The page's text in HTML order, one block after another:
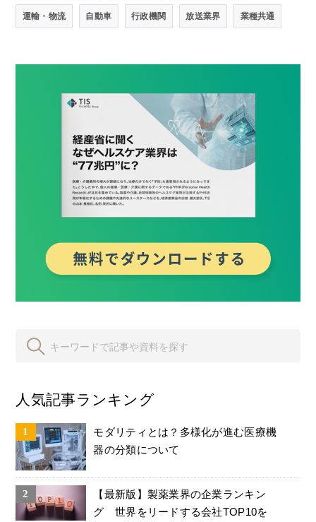
運輸・物流 自動車 行政機関 放送業界 業種共通
人気記事ランキング
モダリティとは？多様化が進む医療機
器の分類について
【最新版】製薬業界の企業ランキン
グ 世界をリードする会社TOP10を